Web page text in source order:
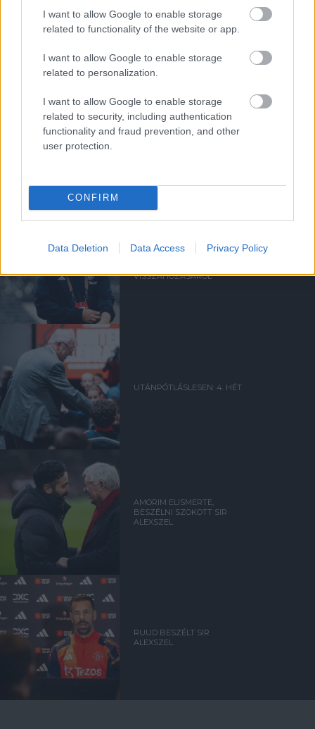
I want to allow Google to enable storage
related to functionality of the website or app.
I want to allow Google to enable storage
related to personalization.
I want to allow Google to enable storage
related to security, including authentication
functionality and fraud prevention, and other
user protection.
CONFIRM
Data Deletion Data Access Privacy Policy
Támogasd adományoddal
a ManUtdFanatics.hu működését!
Kapcsolódó hírek
SIR ALEX FERGUSON
FLETCHER "SZÜRREÁLIS"
HETÉRŐL, BRUNORÓL ÉS A
VISSZAHOZÁSÁRÓL
UTÁNPÓTLÁSLESEN: 4. HÉT
AMORIM ELISMERTE,
BESZÉLNI SZOKOTT SIR
ALEXSZEL
RUUD BESZÉLT SIR
ALEXSZEL